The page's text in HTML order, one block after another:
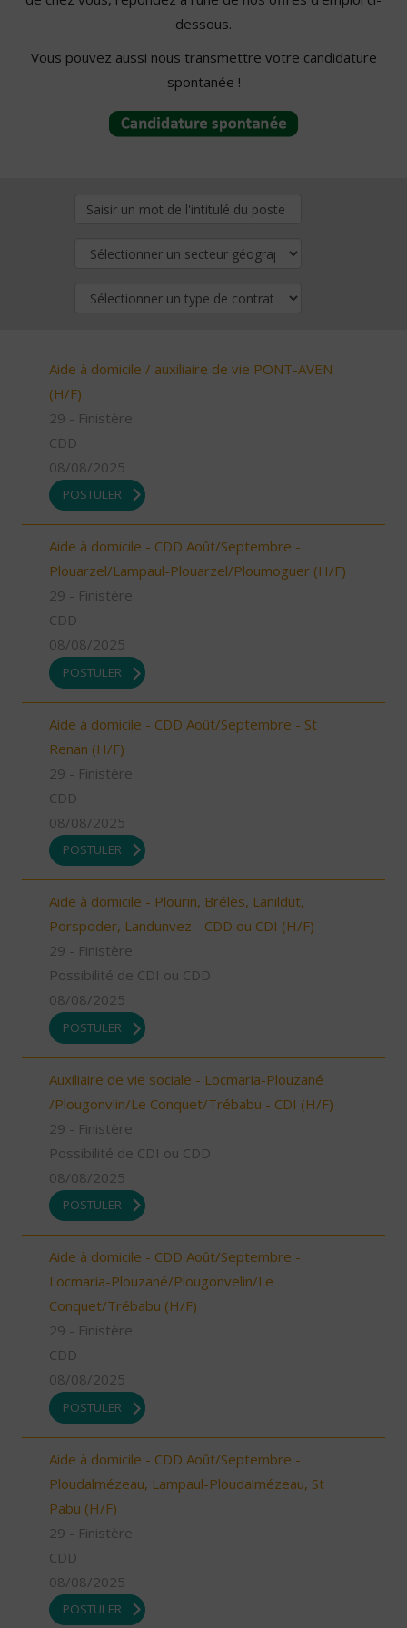
dessous.
Vous pouvez aussi nous transmettre votre candidature
spontanée !
Aide à domicile / auxiliaire de vie PONT-AVEN
(H/F)
29 - Finistère
CDD
08/08/2025
POSTULER
Aide à domicile - CDD Août/Septembre -
Plouarzel/Lampaul-Plouarzel/Ploumoguer (H/F)
29 - Finistère
CDD
08/08/2025
POSTULER
Aide à domicile - CDD Août/Septembre - St
Renan (H/F)
29 - Finistère
CDD
08/08/2025
POSTULER
Aide à domicile - Plourin, Brélès, Lanildut,
Porspoder, Landunvez - CDD ou CDI (H/F)
29 - Finistère
Possibilité de CDI ou CDD
08/08/2025
POSTULER
Auxiliaire de vie sociale - Locmaria-Plouzané
/Plougonvlin/Le Conquet/Trébabu - CDI (H/F)
29 - Finistère
Possibilité de CDI ou CDD
08/08/2025
POSTULER
Aide à domicile - CDD Août/Septembre -
Locmaria-Plouzané/Plougonvelin/Le
Conquet/Trébabu (H/F)
29 - Finistère
CDD
08/08/2025
POSTULER
Aide à domicile - CDD Août/Septembre -
Ploudalmézeau, Lampaul-Ploudalmézeau, St
Pabu (H/F)
29 - Finistère
CDD
08/08/2025
POSTULER